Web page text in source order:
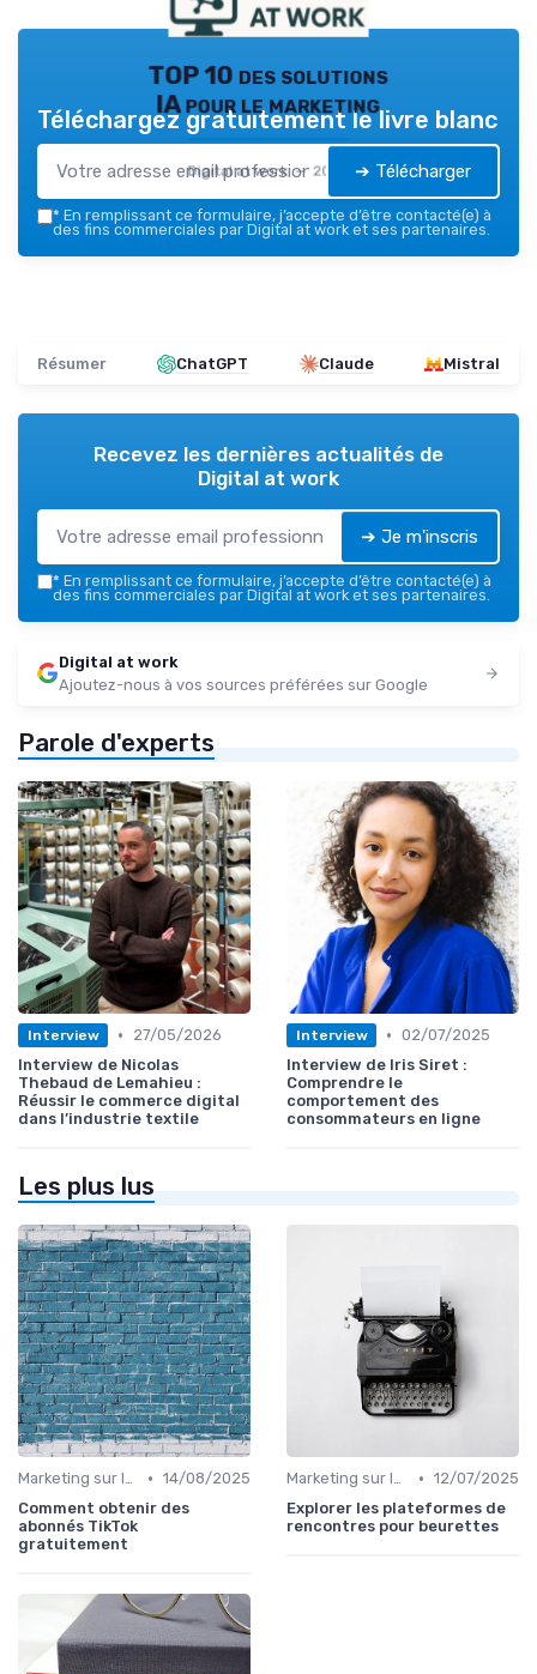
TOP 10 des solutions
IA pour le marketing
Digital at work — 2026
Téléchargez gratuitement le livre blanc
➔ Télécharger
* En remplissant ce formulaire, j’accepte d’être contacté(e) à
des fins commerciales par Digital at work et ses partenaires.
Résumer ChatGPT Claude Mistral
Recevez les dernières actualités de
Digital at work
➔ Je m'inscris
* En remplissant ce formulaire, j’accepte d’être contacté(e) à
des fins commerciales par Digital at work et ses partenaires.
Digital at work
Ajoutez-nous à vos sources préférées sur Google
Parole d'experts
Interview •
27/05/2026
Interview de Nicolas
Thebaud de Lemahieu :
Réussir le commerce digital
dans l’industrie textile
Interview • 02/07/2025
Interview de Iris Siret :
Comprendre le
comportement des
consommateurs en ligne
Les plus lus
Marketing sur les Réseaux Sociaux • 14/08/2025
Comment obtenir des
abonnés TikTok
gratuitement
Marketing sur les Réseaux Sociaux • 12/07/2025
Explorer les plateformes de
rencontres pour beurettes